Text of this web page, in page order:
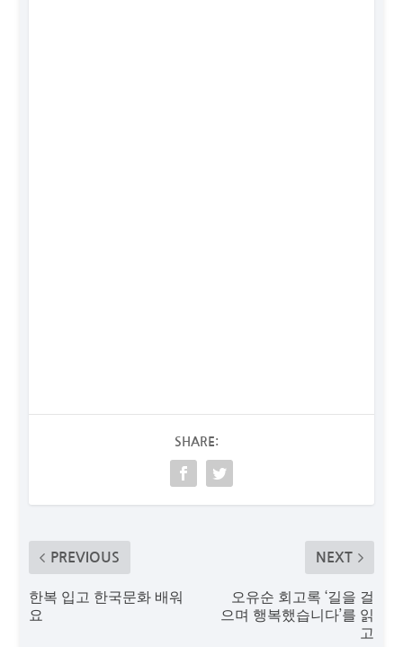
SHARE:
PREVIOUS
한복 입고 한국문화 배워
요
NEXT
오유순 회고록 ‘길을 걸
으며 행복했습니다’를 읽
고